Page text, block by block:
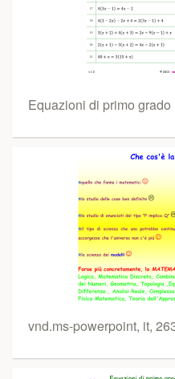
Equazioni di primo
vnd.ms-powerpoint, it,